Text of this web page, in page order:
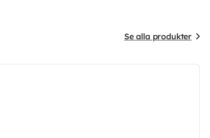
Se alla produkter